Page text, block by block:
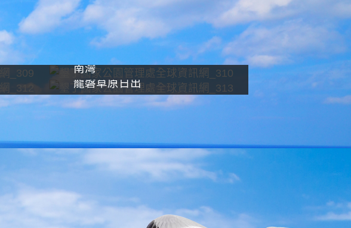
南灣
龍磐草原日出